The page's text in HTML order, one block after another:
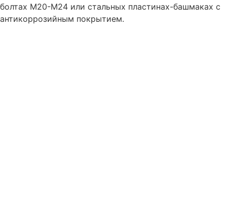
болтах M20-M24 или стальных пластинах-башмаках с
антикоррозийным покрытием.